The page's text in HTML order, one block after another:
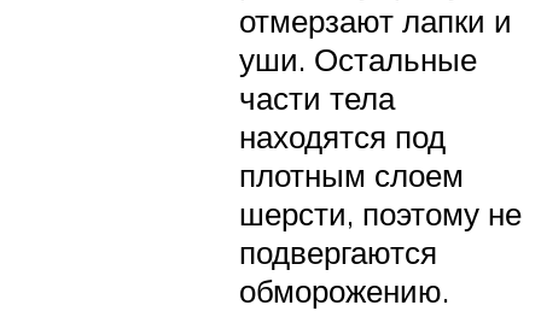
отмерзают лапки и
уши. Остальные
части тела
находятся под
плотным слоем
шерсти, поэтому не
подвергаются
обморожению.